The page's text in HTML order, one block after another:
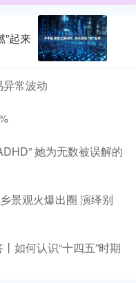
”起来
常波动
她为无数被误解的
景观火爆出圈 演绎别
如何认识“十四五”时期